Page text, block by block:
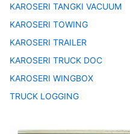
KAROSERI TANGKI VACUUM
KAROSERI TOWING
KAROSERI TRAILER
KAROSERI TRUCK DOC
KAROSERI WINGBOX
TRUCK LOGGING